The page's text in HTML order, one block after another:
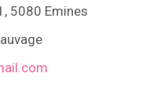
5080 Emines